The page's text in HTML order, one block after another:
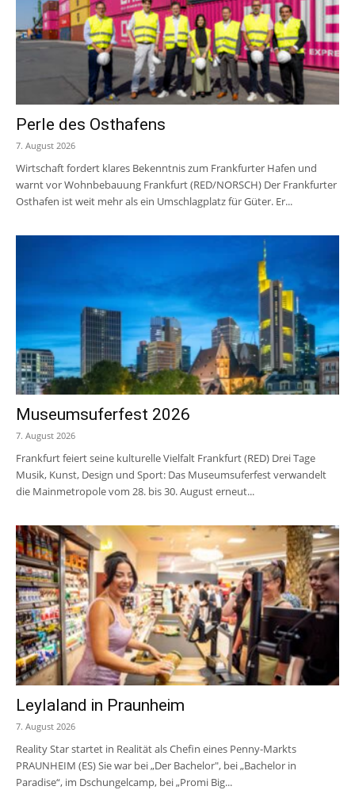
Perle des Osthafens
7. August 2026
Wirtschaft fordert klares Bekenntnis zum Frankfurter Hafen und
warnt vor Wohnbebauung Frankfurt (RED/NORSCH) Der Frankfurter
Osthafen ist weit mehr als ein Umschlagplatz für Güter. Er...
Museumsuferfest 2026
7. August 2026
Frankfurt feiert seine kulturelle Vielfalt Frankfurt (RED) Drei Tage
Musik, Kunst, Design und Sport: Das Museumsuferfest verwandelt
die Mainmetropole vom 28. bis 30. August erneut...
Leylaland in Praunheim
7. August 2026
Reality Star startet in Realität als Chefin eines Penny-Markts
PRAUNHEIM (ES) Sie war bei „Der Bachelor", bei „Bachelor in
Paradise“, im Dschungelcamp, bei „Promi Big...